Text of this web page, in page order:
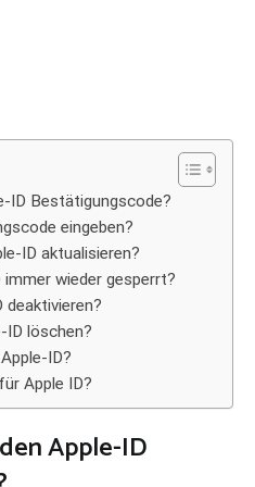
ID Bestätigungscode?
eingeben?
ID aktualisieren?
wieder gesperrt?
deaktivieren?
ID löschen?
ID?
Apple ID?
Apple-ID